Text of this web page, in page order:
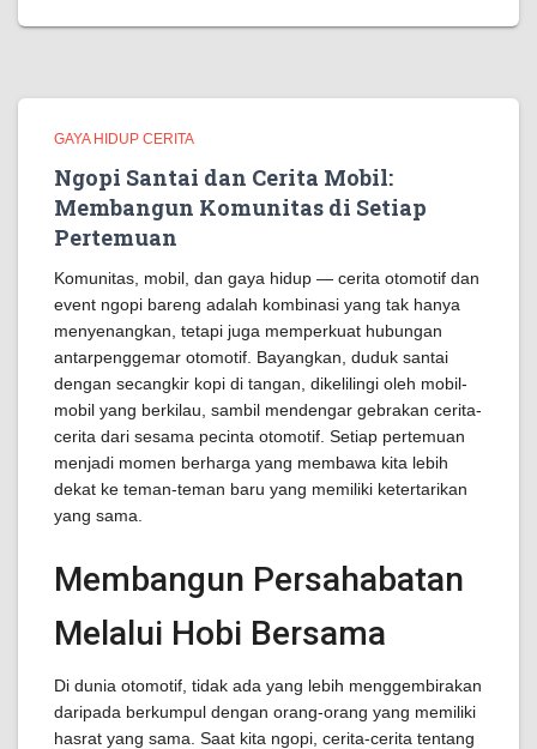
GAYA HIDUP CERITA
Ngopi Santai dan Cerita Mobil:
Membangun Komunitas di Setiap
Pertemuan
Komunitas, mobil, dan gaya hidup — cerita otomotif dan
event ngopi bareng adalah kombinasi yang tak hanya
menyenangkan, tetapi juga memperkuat hubungan
antarpenggemar otomotif. Bayangkan, duduk santai
dengan secangkir kopi di tangan, dikelilingi oleh mobil-
mobil yang berkilau, sambil mendengar gebrakan cerita-
cerita dari sesama pecinta otomotif. Setiap pertemuan
menjadi momen berharga yang membawa kita lebih
dekat ke teman-teman baru yang memiliki ketertarikan
yang sama.
Membangun Persahabatan
Melalui Hobi Bersama
Di dunia otomotif, tidak ada yang lebih menggembirakan
daripada berkumpul dengan orang-orang yang memiliki
hasrat yang sama. Saat kita ngopi, cerita-cerita tentang